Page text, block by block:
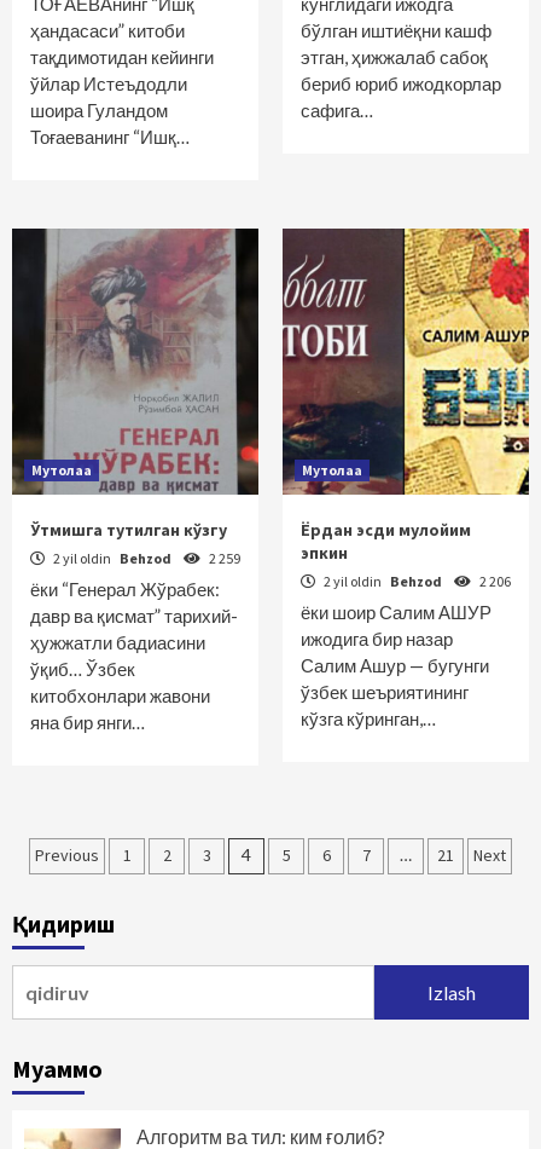
ҳандасаси” китоби
тақдимотидан кейинги
ўйлар Истеъдодли
шоира Гуландом
Тоғаеванинг “Ишқ…
бўлган иштиёқни кашф
этган, ҳижжалаб сабоқ
бериб юриб ижодкорлар
сафига…
Мутолаа
Ўтмишга тутилган кўзгу
2 yil oldin Behzod 2 259
ёки “Генерал Жўрабек:
давр ва қисмат” тарихий-
ҳужжатли бадиасини
ўқиб… Ўзбек
китобхонлари жавони
яна бир янги…
Мутолаа
Ёрдан эсди мулойим
эпкин
2 yil oldin Behzod 2 206
ёки шоир Салим АШУР
ижодига бир назар
Салим Ашур — бугунги
ўзбек шеъриятининг
кўзга кўринган,…
Maqolalar
harakatlanish
Previous 1 2 3 4 5 6 7 … 21 Next
Қидириш
Муаммо
Алгоритм ва тил: ким ғолиб?